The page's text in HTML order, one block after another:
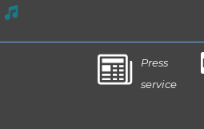
Press
service